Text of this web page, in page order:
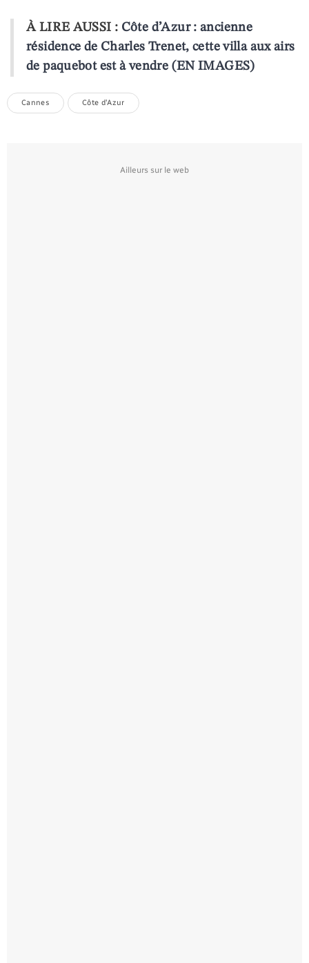
À LIRE AUSSI : Côte d’Azur : ancienne
résidence de Charles Trenet, cette villa aux airs
de paquebot est à vendre (EN IMAGES)
Cannes Côte d'Azur
Ailleurs sur le web